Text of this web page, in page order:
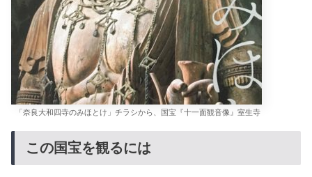
「奈良大和四寺のみほとけ」チラシから、国宝『十一面観音像』室生寺
この国宝を観るには